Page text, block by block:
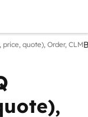
quote), Order, CLM